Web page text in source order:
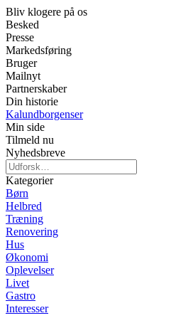
Bliv klogere på os
Besked
Presse
Markedsføring
Bruger
Mailnyt
Partnerskaber
Din historie
Kalundborgenser
Min side
Tilmeld nu
Nyhedsbreve
Kategorier
Børn
Helbred
Træning
Renovering
Hus
Økonomi
Oplevelser
Livet
Gastro
Interesser